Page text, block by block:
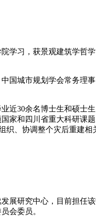
学习，获景观建筑学哲
城市规划学会常务理
30余名博士生和硕士
家和四川省重大科研课
、协调整个灾后重建相
研究中心，目前担任
会委员。